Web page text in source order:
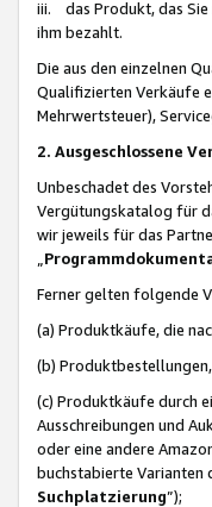
iii. das Produkt, das Sie
ihm bezahlt.
Die aus den einzelnen
Qualifizierten Verkäufe
Mehrwertsteuer),
2. Ausgeschlossene
Unbeschadet des
Vergütungskatalog für
wir jeweils für das
Ferner gelten folgende
(a) Produktkäufe, die
(b)
(c) Produktkäufe durch
Ausschreibungen und
oder eine andere
buchstabierte Varianten
Suchplatzierung”);